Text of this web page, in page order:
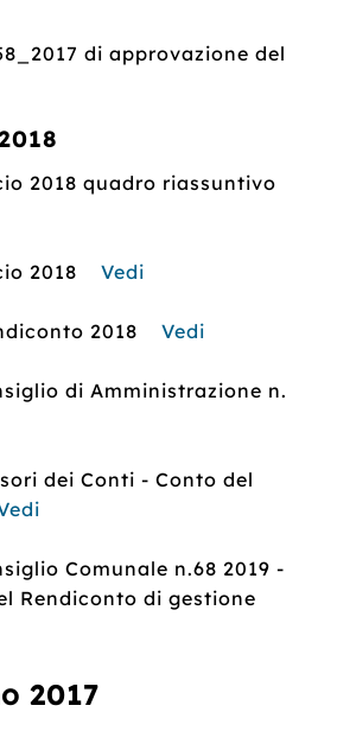
di approvazione del
2018 quadro riassuntivo
2018Vedi
2018Vedi
di Amministrazione n.
dei Conti - Conto del
Comunale n.68 2019 -
Rendiconto di gestione
2017